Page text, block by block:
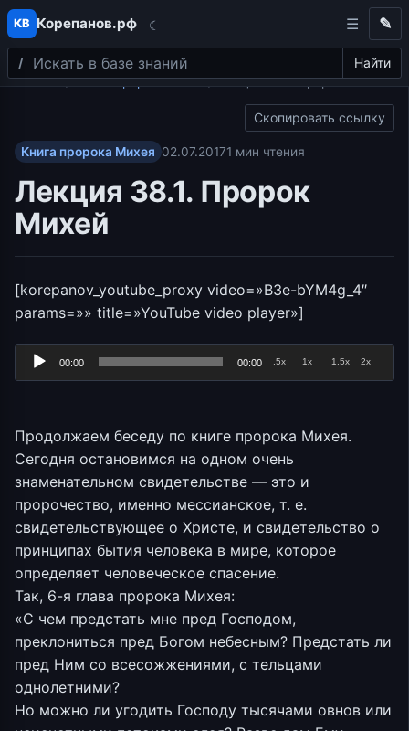
Перейти к содержимому
КВ Корепанов.рф ☾
Поиск Найти
✎
Главная Книга пророка Михея Лекция 38.1. Пророк Михей
Скопировать ссылку
Книга пророка Михея 02.07.20171 мин чтения
Лекция 38.1. Пророк
Михей
[korepanov_youtube_proxy video=»B3e-bYM4g_4″
params=»» title=»YouTube video player»]
00:00 00:00 .5x 1x 1.5x 2x
Продолжаем беседу по книге пророка Михея.
Сегодня остановимся на одном очень
знаменательном свидетельстве — это и
пророчество, именно мессианское, т. е.
свидетельствующее о Христе, и свидетельство о
принципах бытия человека в мире, которое
определяет человеческое спасение.
Так, 6-я глава пророка Михея:
«С чем предстать мне пред Господом,
преклониться пред Богом небесным? Предстать ли
пред Ним со всесожжениями, с тельцами
однолетними?
Но можно ли угодить Господу тысячами овнов или